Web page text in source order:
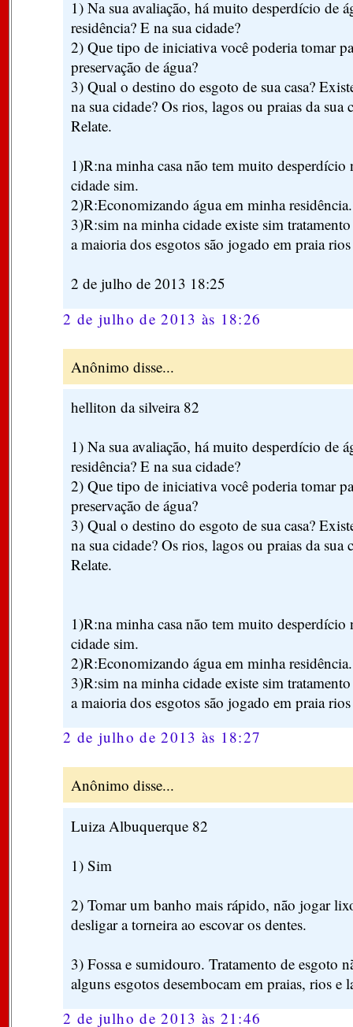
1) Na sua avaliação, há muito desperdício de
residência? E na sua cidade?
2) Que tipo de iniciativa você poderia tomar
preservação de água?
3) Qual o destino do esgoto de sua casa?
na sua cidade? Os rios, lagos ou praias da sua
Relate.
1)R:na minha casa não tem muito desperdício
cidade sim.
2)R:Economizando água em minha residência.
3)R:sim na minha cidade existe sim
a maioria dos esgotos são jogado em praia
2 de julho de 2013 18:25
2 de julho de 2013 às 18:26
Anônimo disse...
helliton da silveira 82
1) Na sua avaliação, há muito desperdício de
residência? E na sua cidade?
2) Que tipo de iniciativa você poderia tomar
preservação de água?
3) Qual o destino do esgoto de sua casa?
na sua cidade? Os rios, lagos ou praias da sua
Relate.
1)R:na minha casa não tem muito desperdício
cidade sim.
2)R:Economizando água em minha residência.
3)R:sim na minha cidade existe sim
a maioria dos esgotos são jogado em praia
2 de julho de 2013 às 18:27
Anônimo disse...
Luiza Albuquerque 82
1) Sim
2) Tomar um banho mais rápido, não jogar
desligar a torneira ao escovar os dentes.
3) Fossa e sumidouro. Tratamento de esgoto
alguns esgotos desembocam em praias, rios e
2 de julho de 2013 às 21:46